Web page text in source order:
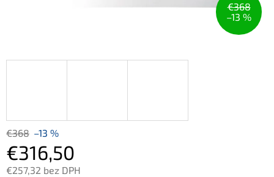
€368
–13 %
€368 –13 %
€316,50
€257,32 bez DPH